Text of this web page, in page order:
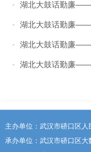
湖北大鼓话勤廉——
湖北大鼓话勤廉——
湖北大鼓话勤廉——
湖北大鼓话勤廉——
主办单位：武汉市硚口区人
承办单位：武汉市硚口区大